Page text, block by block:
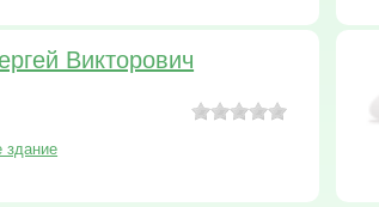
Викторович